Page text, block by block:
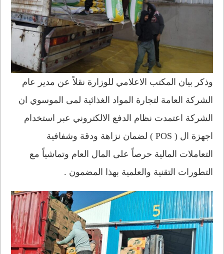
وذكر بيان المكتب الاعلامي للوزارة نقلاً عن مدير عام
الشركة العامة لتجارة المواد الغذائية لمى الموسوي ان
الشركة اعتمدت نظام الدفع الالكتروني عبر استخدام
اجهزة ال ( POS ) لضمان نزاهة ودقة وشفافية
التعاملات المالية حرصاً على المال العام وتماشياً مع
التطورات التقنية والعلمية بهذا المضمون .